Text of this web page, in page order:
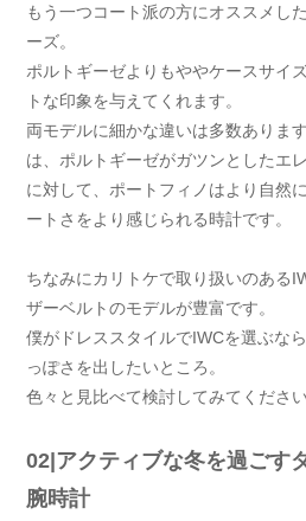
もう一つコート派の方にオススメし
ーズ。
ポルトギーゼよりもややケースサイ
トな印象を与えてくれます。
両モデルに細かな違いは多数ありま
は、ポルトギーゼがガツンとしたエ
に対して、ポートフィノはより自然
ートさをより感じられる時計です。
ちなみにカリトケで取り扱いのある
ザーベルトのモデルが豊富です。
僕がドレススタイルでIWCを選ぶな
っぽさを出したいところ。
色々と見比べて検討してみてください
02|アクティブな冬を過ごす
腕時計